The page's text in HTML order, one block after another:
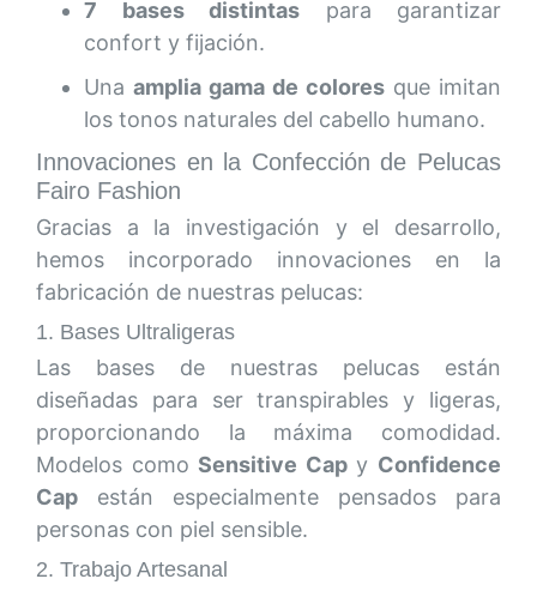
7 bases distintas para garantizar
confort y fijación.
Una amplia gama de colores que imitan
los tonos naturales del cabello humano.
Innovaciones en la Confección de Pelucas
Fairo Fashion
Gracias a la investigación y el desarrollo,
hemos incorporado innovaciones en la
fabricación de nuestras pelucas:
1. Bases Ultraligeras
Las bases de nuestras pelucas están
diseñadas para ser transpirables y ligeras,
proporcionando la máxima comodidad.
Modelos como Sensitive Capy Confidence
Cap están especialmente pensados para
personas con piel sensible.
2. Trabajo Artesanal